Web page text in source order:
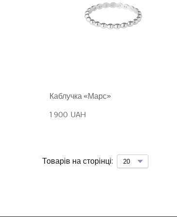
Каблучка «Марс»
1 900  UAH
Товарів на сторінці: